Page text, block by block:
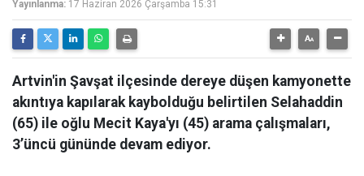
Yayınlanma: 17 Haziran 2026 Çarşamba 15:31
Artvin'in Şavşat ilçesinde dereye düşen kamyonette
akıntıya kapılarak kaybolduğu belirtilen Selahaddin
(65) ile oğlu Mecit Kaya'yı (45) arama çalışmaları,
3’üncü gününde devam ediyor.